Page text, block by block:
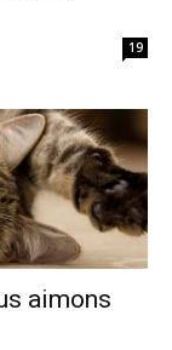
19
aimons